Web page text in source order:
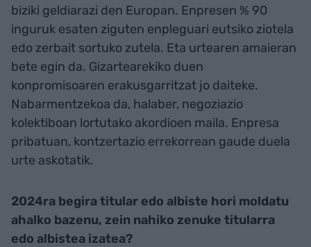
biziki geldiarazi den Europan. Enpresen % 90
inguruk esaten ziguten enpleguari eutsiko ziotela
edo zerbait sortuko zutela. Eta urtearen amaieran
bete egin da. Gizartearekiko duen
konpromisoaren erakusgarritzat jo daiteke.
Nabarmentzekoa da, halaber, negoziazio
kolektiboan lortutako akordioen maila. Enpresa
pribatuan, kontzertazio errekorrean gaude duela
urte askotatik.
2024ra begira titular edo albiste hori moldatu
ahalko bazenu, zein nahiko zenuke titularra
edo albistea izatea?